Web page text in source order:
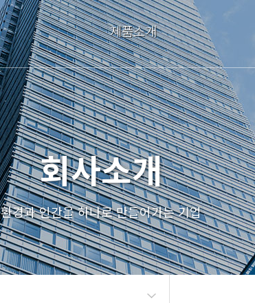
제품소개
비압력용 일반관(VN)
비압력용 이음관
압력용 일반관(VP)
압력용 이음관
저소음관/스핀관
발포 통신관
HIVP 편수칼라관
이중벽관
HIVG관
오수받이/소형맨홀
회사소개
환경과 인간을 하나로 만들어가는 기업